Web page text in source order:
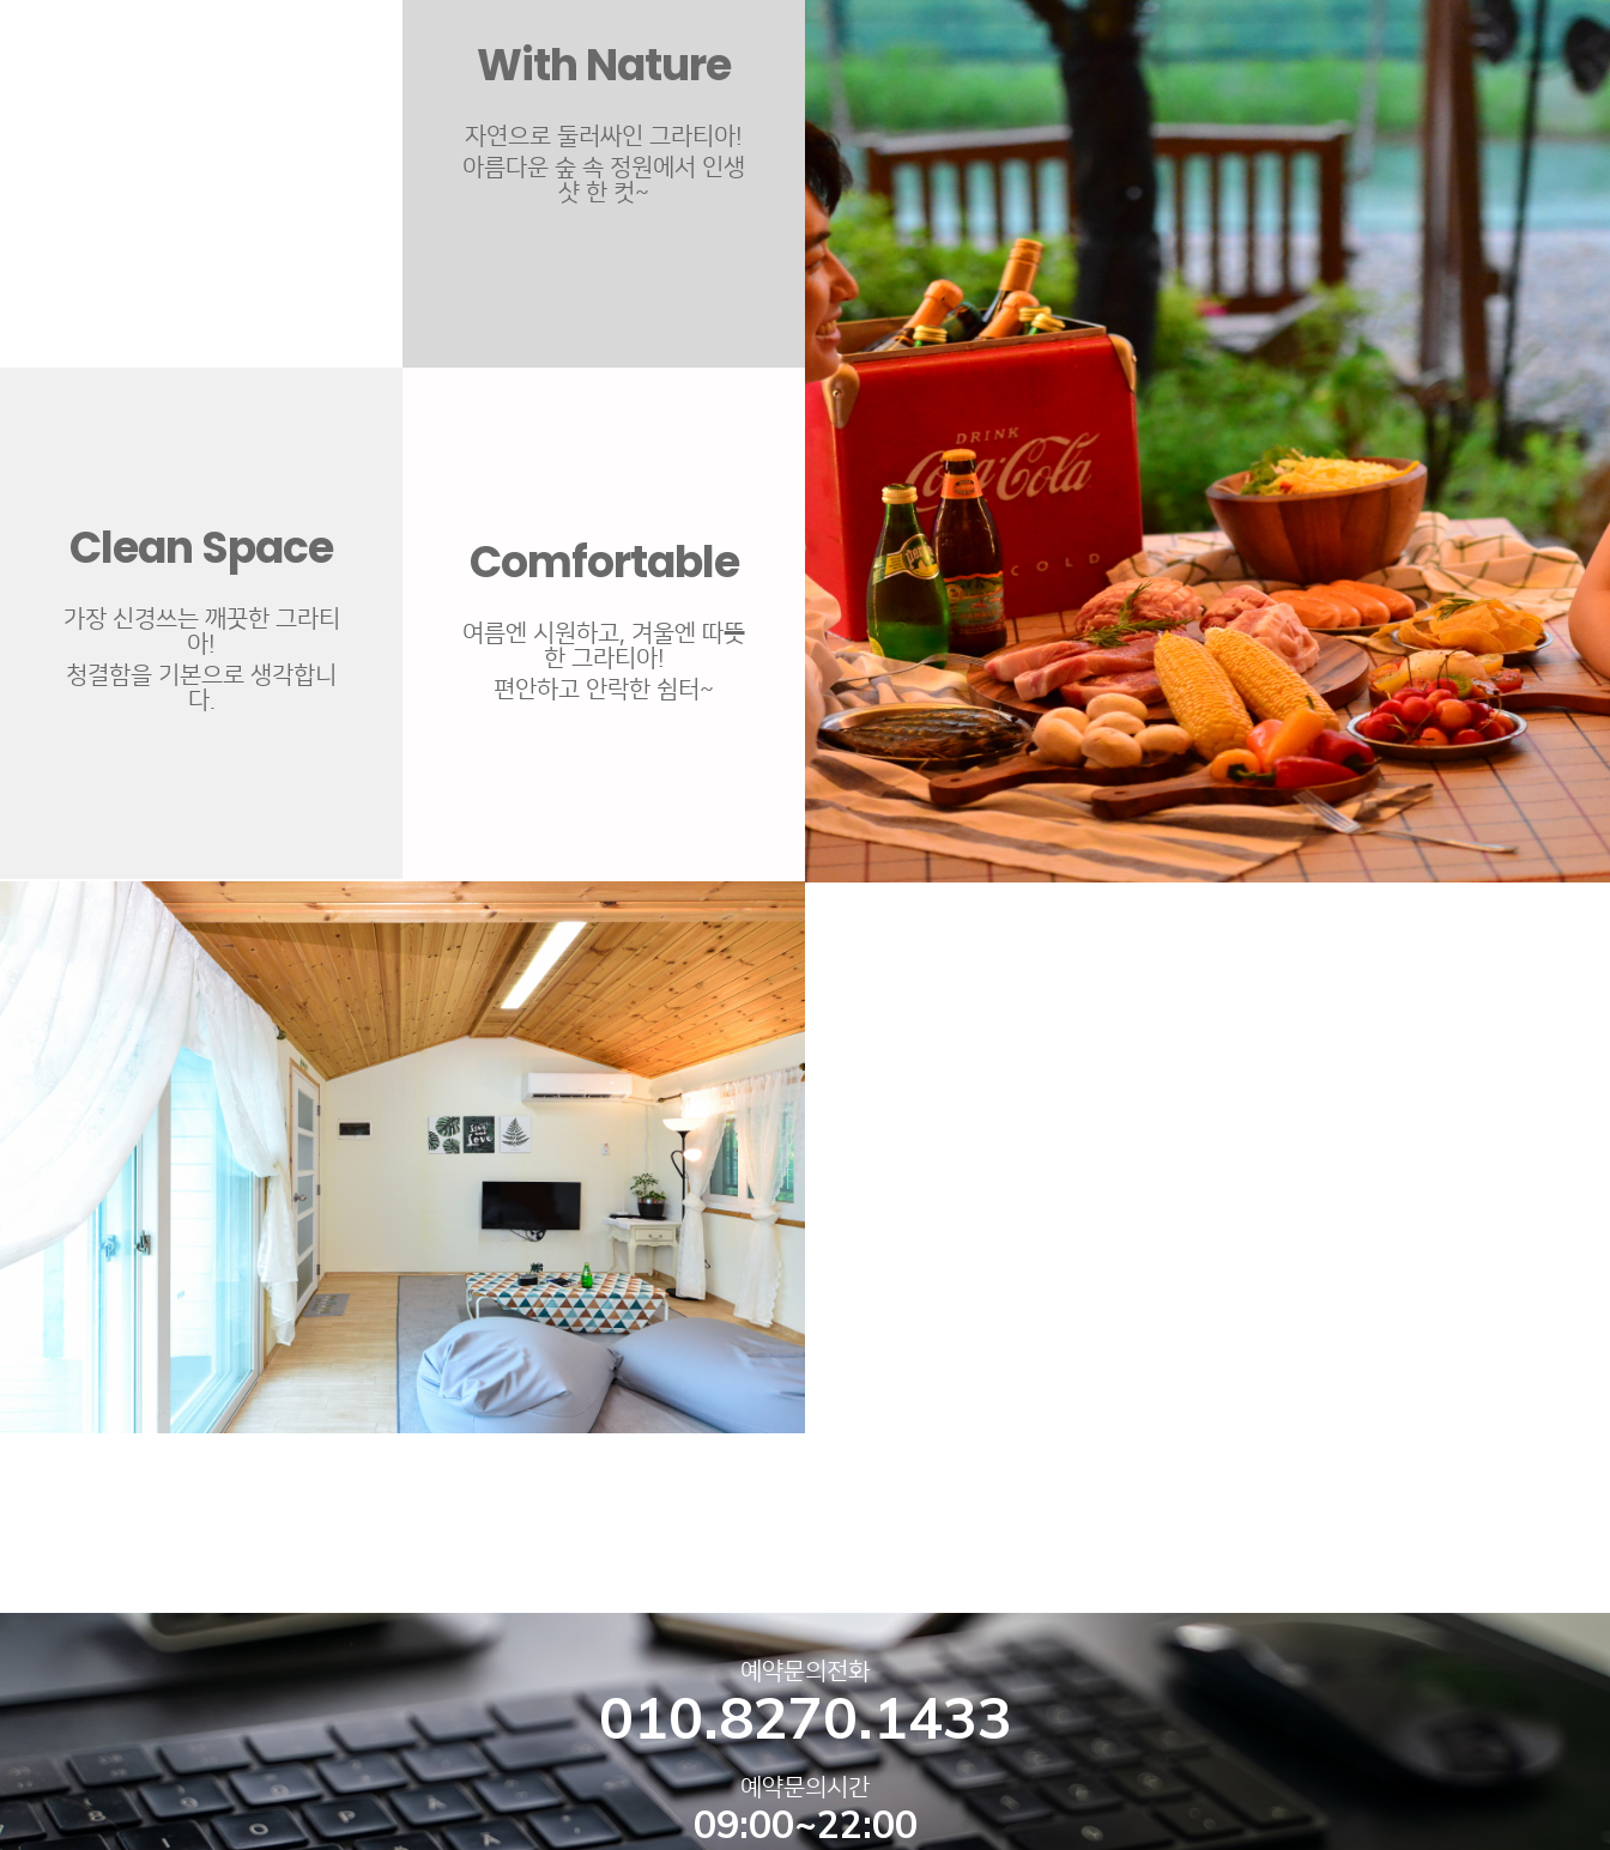
With Nature
자연으로 둘러싸인 그라티아!
아름다운 숲 속 정원에서 인생
샷 한 컷~
Clean Space
가장 신경쓰는 깨끗한 그라티
아!
청결함을 기본으로 생각합니
다.
Comfortable
여름엔 시원하고, 겨울엔 따뜻
한 그라티아!
편안하고 안락한 쉼터~
예약문의전화
010.8270.1433
예약문의시간
09:00~22:00